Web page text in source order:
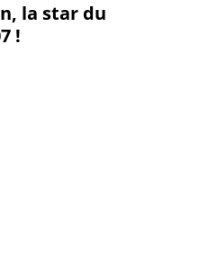
la star du
!